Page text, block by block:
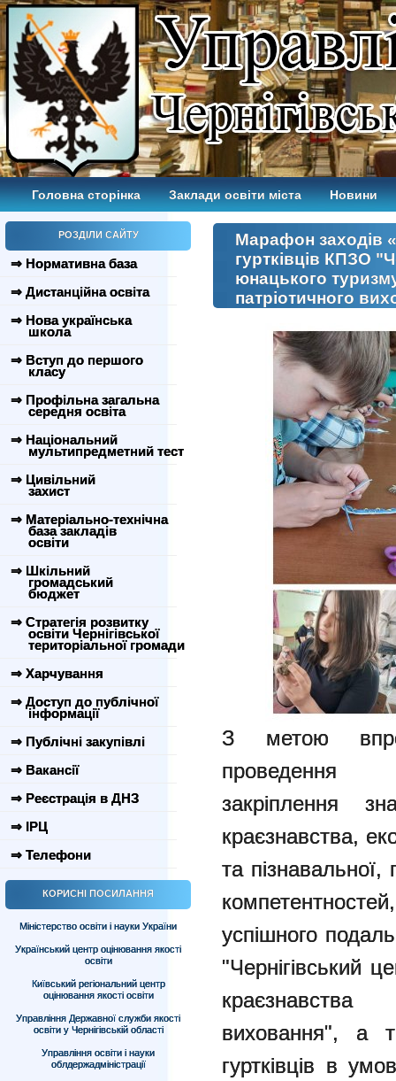
Головна сторінка Заклади освіти міста Новини
РОЗДІЛИ САЙТУ
⇒ Нормативна база
⇒ Дистанційна освіта
⇒ Нова українська
школа
⇒ Вступ до першого
класу
⇒ Профільна загальна
середня освіта
⇒ Національний
мультипредметний тест
⇒ Цивільний
захист
⇒ Матеріально-технічна
база закладів
освіти
⇒ Шкільний
громадський
бюджет
⇒ Стратегія розвитку
освіти Чернігівської
територіальної громади
⇒ Харчування
⇒ Доступ до публічної
інформації
⇒ Публічні закупівлі
⇒ Вакансії
⇒ Реєстрація в ДНЗ
⇒ ІРЦ
⇒ Телефони
КОРИСНІ ПОСИЛАННЯ
Міністерство освіти і науки України
Український центр оцінювання якості
освіти
Київський регіональний центр
оцінювання якості освіти
Управління Державної служби якості
освіти у Чернігівській області
Управління освіти і науки
облдержадміністрації
Марафон заходів
гуртківців КПЗО
юнацького
патріотичного
З метою
проведення
закріплення
краєзнавства,
та пізнавальної,
успішного
"Чернігівський
краєзнавства
виховання", а
гуртківців в